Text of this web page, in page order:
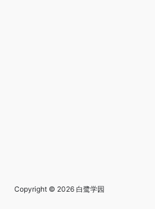
Copyright © 2026 白鹭学园